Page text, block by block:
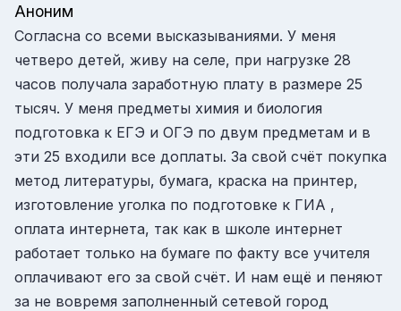
Аноним
Согласна со всеми высказываниями. У меня
четверо детей, живу на селе, при нагрузке 28
часов получала заработную плату в размере 25
тысяч. У меня предметы химия и биология
подготовка к ЕГЭ и ОГЭ по двум предметам и в
эти 25 входили все доплаты. За свой счёт покупка
метод литературы, бумага, краска на принтер,
изготовление уголка по подготовке к ГИА ,
оплата интернета, так как в школе интернет
работает только на бумаге по факту все учителя
оплачивают его за свой счёт. И нам ещё и пеняют
за не вовремя заполненный сетевой город